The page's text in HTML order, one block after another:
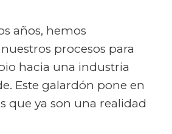
años, hemos
procesos para
hacia una industria
Este galardón pone en
que ya son una realidad